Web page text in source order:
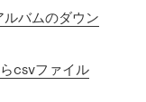
バムのダウン
csvファイル